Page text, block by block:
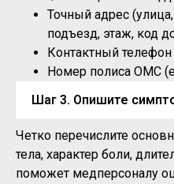
Точный адрес
подъезд, этаж, код
Контактный
Номер полиса ОМС
Шаг 3. Опишите
Четко перечислите
тела, характер боли,
поможет медперсоналу